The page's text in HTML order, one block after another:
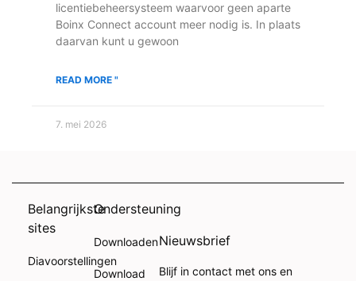
licentiebeheersysteem waarvoor geen aparte
Boinx Connect account meer nodig is. In plaats
daarvan kunt u gewoon
READ MORE "
7. mei 2026
Belangrijkste
sites
Diavoorstellingen
Ondersteuning
Downloaden
Download
Nieuwsbrief
Blijf in contact met ons en